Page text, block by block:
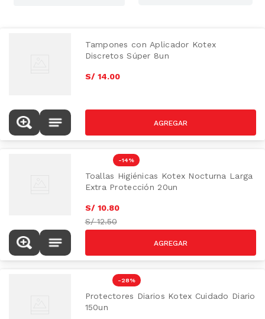
Tampones con Aplicador Kotex
Discretos Súper 8un
S/ 14.00
-14 %
Toallas Higiénicas Kotex Nocturna Larga
Extra Protección 20un
S/ 10.80
S/12.50
-28 %
Protectores Diarios Kotex Cuidado Diario
150un